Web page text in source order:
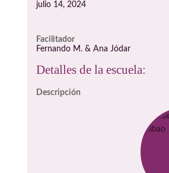
julio 14, 2024
Facilitador
Fernando M. & Ana Jódar
Detalles de la escuela:
Descripción